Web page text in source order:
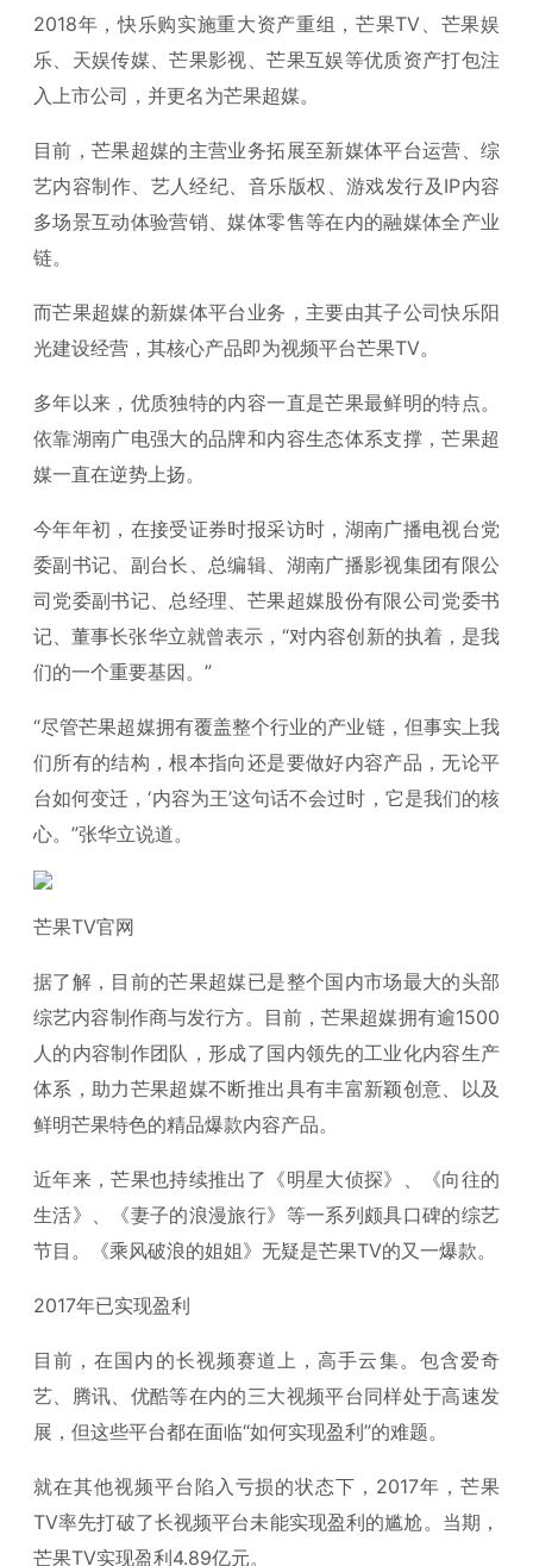
2018年，快乐购实施重大资产重组，芒果TV、芒果娱
乐、天娱传媒、芒果影视、芒果互娱等优质资产打包注
入上市公司，并更名为芒果超媒。
目前，芒果超媒的主营业务拓展至新媒体平台运营、综
艺内容制作、艺人经纪、音乐版权、游戏发行及IP内容
多场景互动体验营销、媒体零售等在内的融媒体全产业
链。
而芒果超媒的新媒体平台业务，主要由其子公司快乐阳
光建设经营，其核心产品即为视频平台芒果TV。
多年以来，优质独特的内容一直是芒果最鲜明的特点。
依靠湖南广电强大的品牌和内容生态体系支撑，芒果超
媒一直在逆势上扬。
今年年初，在接受证券时报采访时，湖南广播电视台党
委副书记、副台长、总编辑、湖南广播影视集团有限公
司党委副书记、总经理、芒果超媒股份有限公司党委书
记、董事长张华立就曾表示，“对内容创新的执着，是我
们的一个重要基因。”
“尽管芒果超媒拥有覆盖整个行业的产业链，但事实上我
们所有的结构，根本指向还是要做好内容产品，无论平
台如何变迁，‘内容为王’这句话不会过时，它是我们的核
心。”张华立说道。
芒果TV官网
据了解，目前的芒果超媒已是整个国内市场最大的头部
综艺内容制作商与发行方。目前，芒果超媒拥有逾1500
人的内容制作团队，形成了国内领先的工业化内容生产
体系，助力芒果超媒不断推出具有丰富新颖创意、以及
鲜明芒果特色的精品爆款内容产品。
近年来，芒果也持续推出了《明星大侦探》、《向往的
生活》、《妻子的浪漫旅行》等一系列颇具口碑的综艺
节目。《乘风破浪的姐姐》无疑是芒果TV的又一爆款。
2017年已实现盈利
目前，在国内的长视频赛道上，高手云集。包含爱奇
艺、腾讯、优酷等在内的三大视频平台同样处于高速发
展，但这些平台都在面临“如何实现盈利”的难题。
就在其他视频平台陷入亏损的状态下，2017年，芒果
TV率先打破了长视频平台未能实现盈利的尴尬。当期，
芒果TV实现盈利4.89亿元。